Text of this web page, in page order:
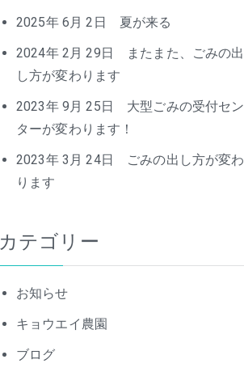
2025年 6月 2日 夏が来る
2024年 2月 29日 またまた、ごみの出
し方が変わります
2023年 9月 25日 大型ごみの受付セン
ターが変わります！
2023年 3月 24日 ごみの出し方が変わ
ります
カテゴリー
お知らせ
キョウエイ農園
ブログ